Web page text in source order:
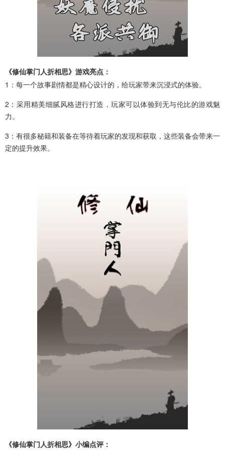
《修仙掌门人折相思》游戏亮点：
1：每一个故事剧情都是精心设计的，给玩家带来沉浸式的体验。
2：采用精美细腻风格进行打造，玩家可以体验到无与伦比的游戏魅
力。
3：有很多秘籍和装备在等待着玩家的发现和获取，这些装备会带来一
定的提升效果。
《修仙掌门人折相思》小编点评：